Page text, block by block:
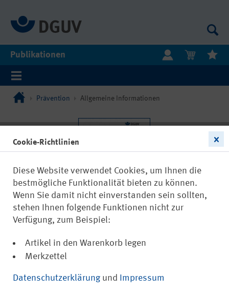
Publikationen
Prävention Allgemeine Informationen
Cookie-Richtlinien
Diese Website verwendet Cookies, um Ihnen die
bestmögliche Funktionalität bieten zu können.
Wenn Sie damit nicht einverstanden sein sollten,
stehen Ihnen folgende Funktionen nicht zur
Verfügung, zum Beispiel:
Artikel in den Warenkorb legen
Merkzettel
Datenschutzerklärung und Impressum